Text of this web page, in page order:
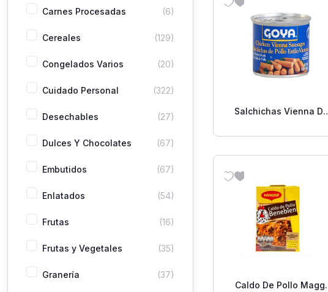
Carnes Procesadas (6)
Cereales (129)
Congelados Varios (20)
Cuidado Personal (322)
Desechables (27)
Dulces Y Chocolates (67)
Embutidos (67)
Enlatados (54)
Frutas (16)
Frutas y Vegetales (35)
Granería (37)
Salchichas Vienna De
Caldo De Pollo Maggi